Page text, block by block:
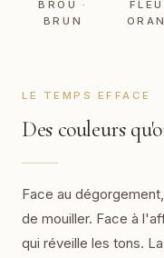
BROU ·
BRUN
LE TEMPS EFFACE
Des couleurs
Face au
de mouiller. Face à
qui réveille les tons.